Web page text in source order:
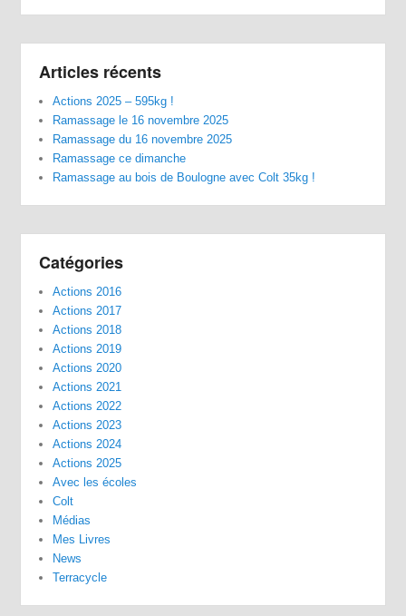
Articles récents
Actions 2025 – 595kg !
Ramassage le 16 novembre 2025
Ramassage du 16 novembre 2025
Ramassage ce dimanche
Ramassage au bois de Boulogne avec Colt 35kg !
Catégories
Actions 2016
Actions 2017
Actions 2018
Actions 2019
Actions 2020
Actions 2021
Actions 2022
Actions 2023
Actions 2024
Actions 2025
Avec les écoles
Colt
Médias
Mes Livres
News
Terracycle